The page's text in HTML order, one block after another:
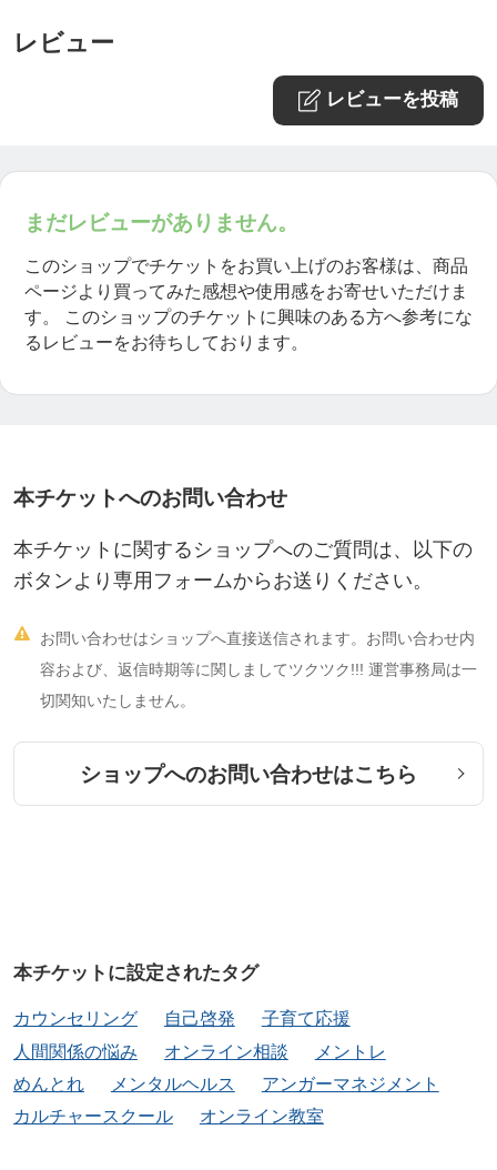
レビュー
レビューを投稿
まだレビューがありません。
このショップでチケットをお買い上げのお客様は、商品
ページより買ってみた感想や使用感をお寄せいただけま
す。
このショップのチケットに興味のある方へ参考にな
るレビューをお待ちしております。
本チケットへのお問い合わせ
本チケットに関するショップへのご質問は、以下の
ボタンより専用フォームからお送りください。

お問い合わせはショップへ直接送信されます。お問い合わせ内
容および、返信時期等に関しましてツクツク!!! 運営事務局は一
切関知いたしません。
ショップへのお問い合わせはこちら
本チケットに設定されたタグ
カウンセリング 自己啓発
子育て応援
人間関係の悩み
オンライン相談
メントレ
めんとれ
メンタルヘルス
アンガーマネジメント
カルチャースクール
オンライン教室